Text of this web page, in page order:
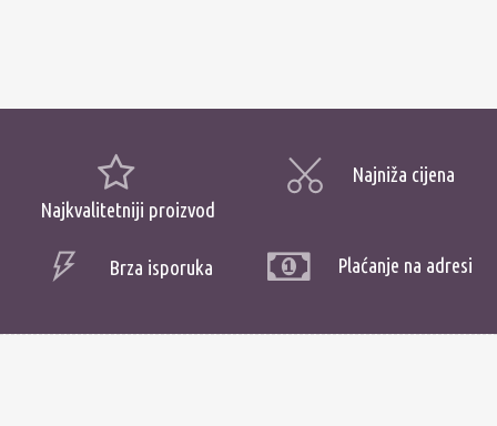
Najkvalitetniji proizvod
Najniža cijena
Brza isporuka Plaćanje na adresi